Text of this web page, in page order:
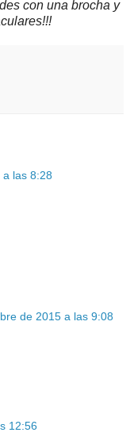
con una brocha y
las 8:28
de 2015 a las 9:08
12:56